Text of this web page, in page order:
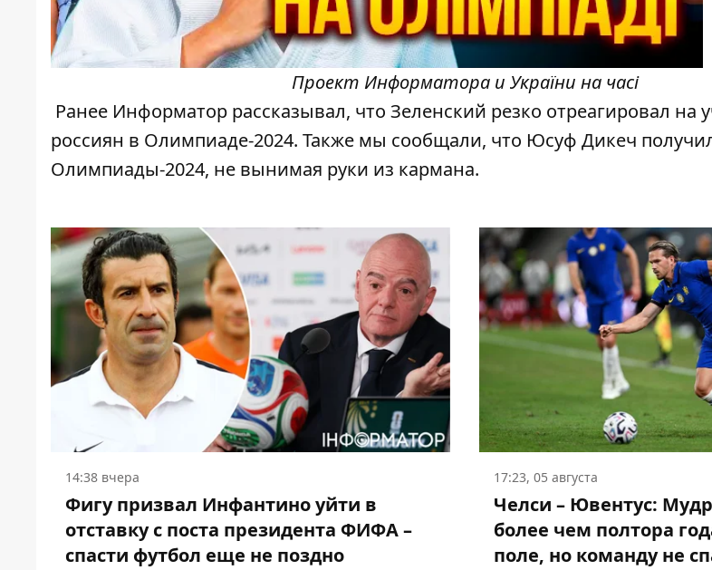
Проект Информатора и України на часі
Ранее Информатор рассказывал, что Зеленский резко отреагировал на
россиян в Олимпиаде-2024. Также мы сообщали, что Юсуф Дикеч
Олимпиады-2024, не вынимая руки из кармана.
14:38 вчера
Фигу призвал Инфантино уйти в
отставку с поста президента ФИФА –
спасти футбол еще не поздно
17:23, 05 августа
Челси – Ювентус:
более чем полтора
поле, но команду не